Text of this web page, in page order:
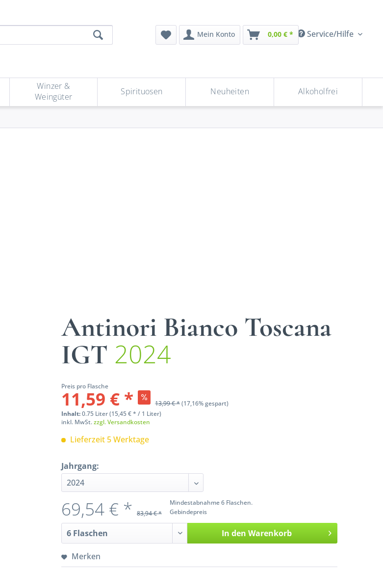
Service/Hilfe
Mein Konto 0,00 € *
Winzer &
Weingüter
Spirituosen Neuheiten Alkoholfrei
Antinori Bianco Toscana
IGT 2024
Preis pro Flasche
11,59 € * 13,99 € *(17,16% gespart)
Inhalt:0.75 Liter (15,45 € * / 1 Liter)
inkl. MwSt.zzgl. Versandkosten
Lieferzeit 5 Werktage
Jahrgang:
Mindestabnahme 6 Flaschen.
Gebindepreis
69,54 € * 83,94 € *
In den Warenkorb
Merken